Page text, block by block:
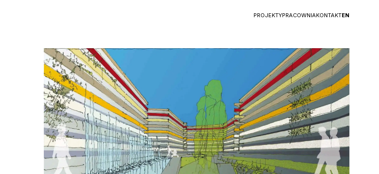
PROJEKTYPRACOWNIAKONTAKTEN